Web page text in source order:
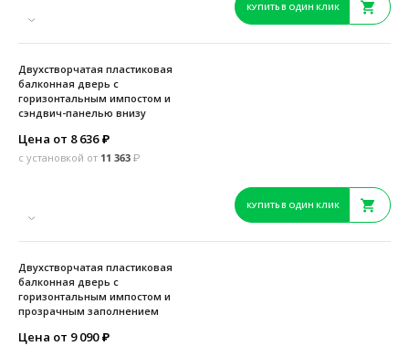
КУПИТЬ В ОДИН КЛИК
Двухстворчатая пластиковая
балконная дверь с
горизонтальным импостом и
сэндвич-панелью внизу
Цена от 8 636 ₽
с установкой от 11 363 ₽
КУПИТЬ В ОДИН КЛИК
Двухстворчатая пластиковая
балконная дверь с
горизонтальным импостом и
прозрачным заполнением
Цена от 9 090 ₽